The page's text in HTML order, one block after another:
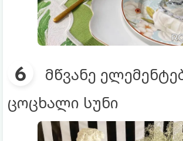
მწვანე
ცოცხალი სუნი